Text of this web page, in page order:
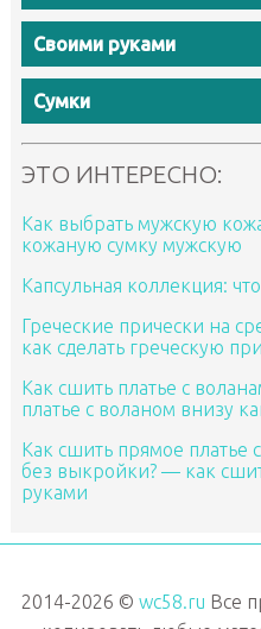
Своими руками
Сумки
ЭТО ИНТЕРЕСНО:
Как выбрать мужскую
кожаную сумку мужскую
Капсульная коллекция:
Греческие прически на
как сделать греческую
Как сшить платье с
платье с воланом внизу
Как сшить прямое платье
без выкройки? — как
руками
2014-2026 © wc58.ru Все